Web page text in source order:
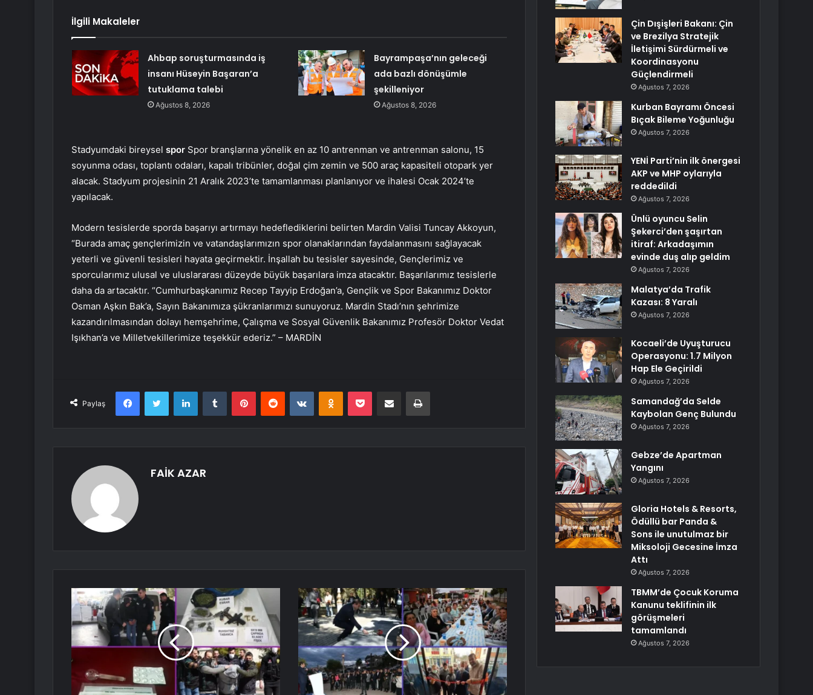
İlgili Makaleler
Ahbap soruşturmasında iş
insanı Hüseyin Başaran’a
tutuklama talebi
Ağustos 8, 2026
Bayrampaşa’nın geleceği
ada bazlı dönüşümle
şekilleniyor
Ağustos 8, 2026
Stadyumdaki bireysel spor Spor branşlarına yönelik en az 10 antrenman ve antrenman salonu, 15
soyunma odası, toplantı odaları, kapalı tribünler, doğal çim zemin ve 500 araç kapasiteli otopark yer
alacak. Stadyum projesinin 21 Aralık 2023’te tamamlanması planlanıyor ve ihalesi Ocak 2024’te
yapılacak.
Modern tesislerde sporda başarıyı artırmayı hedeflediklerini belirten Mardin Valisi Tuncay Akkoyun,
“Burada amaç gençlerimizin ve vatandaşlarımızın spor olanaklarından faydalanmasını sağlayacak
yeterli ve güvenli tesisleri hayata geçirmektir. İnşallah bu tesisler sayesinde, Gençlerimiz ve
sporcularımız ulusal ve uluslararası düzeyde büyük başarılara imza atacaktır. Başarılarımız tesislerle
daha da artacaktır. “Cumhurbaşkanımız Recep Tayyip Erdoğan’a, Gençlik ve Spor Bakanımız Doktor
Osman Aşkın Bak’a, Sayın Bakanımıza şükranlarımızı sunuyoruz. Mardin Stadı’nın şehrimize
kazandırılmasından dolayı hemşehrime, Çalışma ve Sosyal Güvenlik Bakanımız Profesör Doktor Vedat
Işıkhan’a ve Milletvekillerimize teşekkür ederiz.” – MARDİN
Paylaş
FacebookTwitter LinkedInTumblr PinterestReddit VKontakteOdnoklassniki
Pocket E-Posta ile paylaş Yazdır
FAİK AZAR
Çin Dışişleri Bakanı: Çin
ve Brezilya Stratejik
İletişimi Sürdürmeli ve
Koordinasyonu
Güçlendirmeli
Ağustos 7, 2026
Kurban Bayramı Öncesi
Bıçak Bileme Yoğunluğu
Ağustos 7, 2026
YENİ Parti’nin ilk önergesi
AKP ve MHP oylarıyla
reddedildi
Ağustos 7, 2026
Ünlü oyuncu Selin
Şekerci’den şaşırtan
itiraf: Arkadaşımın
evinde duş alıp geldim
Ağustos 7, 2026
Malatya’da Trafik
Kazası: 8 Yaralı
Ağustos 7, 2026
Kocaeli’de Uyuşturucu
Operasyonu: 1.7 Milyon
Hap Ele Geçirildi
Ağustos 7, 2026
Samandağ’da Selde
Kaybolan Genç Bulundu
Ağustos 7, 2026
Gebze’de Apartman
Yangını
Ağustos 7, 2026
Gloria Hotels & Resorts,
Ödüllü bar Panda &
Sons ile unutulmaz bir
Miksoloji Gecesine İmza
Attı
Ağustos 7, 2026
TBMM’de Çocuk Koruma
Kanunu teklifinin ilk
görüşmeleri
tamamlandı
Ağustos 7, 2026